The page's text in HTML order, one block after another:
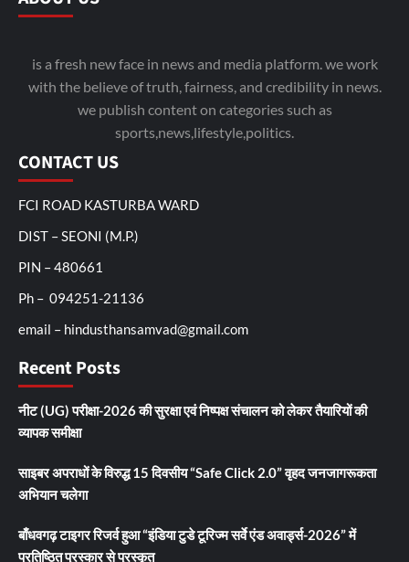
is a fresh new face in news and media platform. we work
with the believe of truth, fairness, and credibility in news.
we publish content on categories such as
sports,news,lifestyle,politics.
CONTACT US
FCI ROAD KASTURBA WARD
DIST – SEONI (M.P.)
PIN – 480661
Ph – 094251-21136
email – hindusthansamvad@gmail.com
Recent Posts
नीट (UG) परीक्षा-2026 की सुरक्षा एवं निष्पक्ष संचालन को लेकर तैयारियों की
व्यापक समीक्षा
साइबर अपराधों के विरुद्ध 15 दिवसीय “Safe Click 2.0” वृहद जनजागरूकता
अभियान चलेगा
बाँधवगढ़ टाइगर रिजर्व हुआ “इंडिया टुडे टूरिज्म सर्वे एंड अवार्ड्स-2026” में
प्रतिष्ठित पुरस्कार से पुरस्कृत